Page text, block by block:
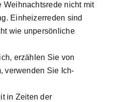
Weihnachtsrede nicht mit
Einheizerreden sind
wie unpersönliche
erzählen Sie von
verwenden Sie Ich-
in Zeiten der